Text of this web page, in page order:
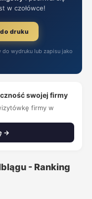
w czołówce!
druku
do wydruku lub zapisu jako
swojej firmy
firmy w
→
- Ranking